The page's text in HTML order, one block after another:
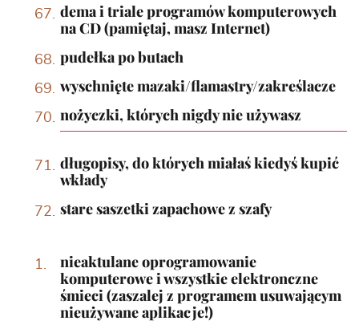
dema i triale programów komputerowych
na CD (pamiętaj, masz Internet)
pudełka po butach
wyschnięte mazaki/flamastry/zakreślacze
nożyczki, których nigdy nie używasz
długopisy, do których miałaś kiedyś kupić
wkłady
stare saszetki zapachowe z szafy
nieaktulane oprogramowanie
komputerowe i wszystkie elektronczne
śmieci (zaszalej z programem usuwającym
nieużywane aplikacje!)